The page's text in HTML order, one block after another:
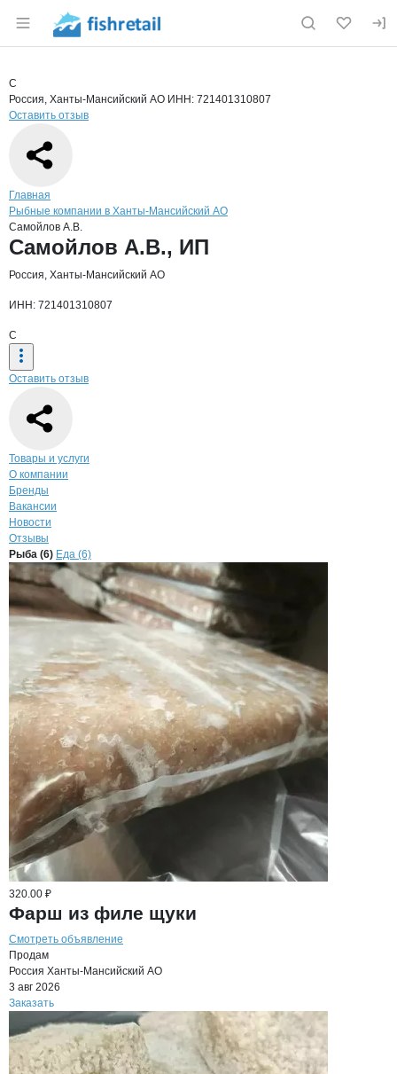
Раздел навигации по сайту fishretail.ru
Страница компании
Страница компании
Краткая информация о компании
С
Россия, Ханты-Мансийский АО ИНН: 721401310807
Оставить отзыв
Навигация по сайту
Главная
Рыбные компании в Ханты-Мансийский АО
Самойлов А.В.
Основная информация о компании
Самойлов А.В., ИП
Россия, Ханты-Мансийский АО
ИНН: 721401310807
С
Оставить отзыв
Навигация по странице
Товары и услуги
О компании
Бренды
Вакансии
Новости
Отзывы
ПродукцияСамойлов А.В., ИП
Навигация по продуктам
Рыба (6) Еда (6)
320.00 ₽
Фарш из филе щуки
Смотреть объявление
Продам
Россия Ханты-Мансийский АО
3 авг 2026
Заказать